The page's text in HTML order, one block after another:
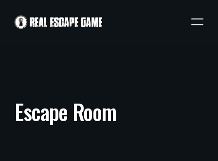
Escape Room